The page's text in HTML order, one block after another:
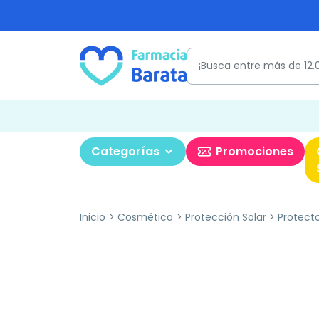
Categorías Promociones
Inicio Cosmética Protección Solar